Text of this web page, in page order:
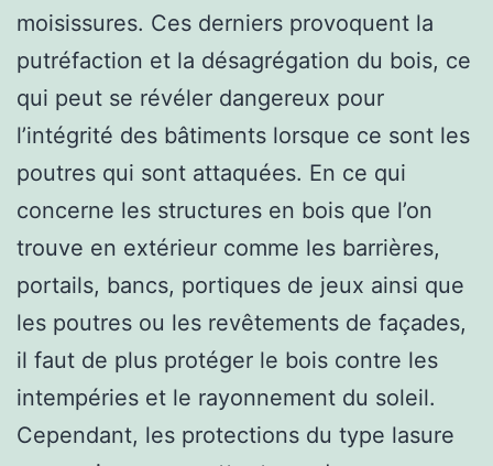
moisissures. Ces derniers provoquent la
putréfaction et la désagrégation du bois, ce
qui peut se révéler dangereux pour
l’intégrité des bâtiments lorsque ce sont les
poutres qui sont attaquées. En ce qui
concerne les structures en bois que l’on
trouve en extérieur comme les barrières,
portails, bancs, portiques de jeux ainsi que
les poutres ou les revêtements de façades,
il faut de plus protéger le bois contre les
intempéries et le rayonnement du soleil.
Cependant, les protections du type lasure